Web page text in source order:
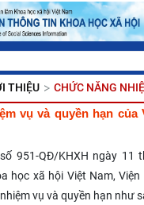
THIỆU CHỨC NĂNG
vụ và quyền hạn của
951-QĐ/KHXH ngày 11
học xã hội Việt Nam,
vụ và quyền hạn như